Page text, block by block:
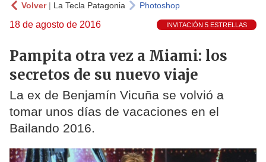
Volver| La Tecla Patagonia Photoshop
18 de agosto de 2016 INVITACIÓN 5 ESTRELLAS
Pampita otra vez a Miami: los
secretos de su nuevo viaje
La ex de Benjamín Vicuña se volvió a
tomar unos días de vacaciones en el
Bailando 2016.